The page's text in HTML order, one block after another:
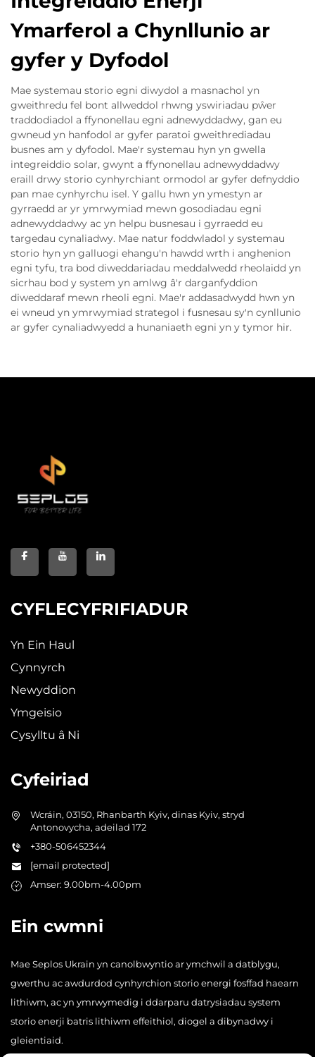
Ymarferol a Chynllunio ar
gyfer y Dyfodol
Mae systemau storio egni diwydol a masnachol yn
gweithredu fel bont allweddol rhwng yswiriadau pŵer
traddodiadol a ffynonellau egni adnewyddadwy, gan eu
gwneud yn hanfodol ar gyfer paratoi gweithrediadau
busnes am y dyfodol. Mae'r systemau hyn yn gwella
integreiddio solar, gwynt a ffynonellau adnewyddadwy
eraill drwy storio cynhyrchiant ormodol ar gyfer defnyddio
pan mae cynhyrchu isel. Y gallu hwn yn ymestyn ar
gyrraedd ar yr ymrwymiad mewn gosodiadau egni
adnewyddadwy ac yn helpu busnesau i gyrraedd eu
targedau cynaliadwy. Mae natur foddwladol y systemau
storio hyn yn galluogi ehangu'n hawdd wrth i anghenion
egni tyfu, tra bod diweddariadau meddalwedd rheolaidd yn
sicrhau bod y system yn amlwg â'r darganfyddion
diweddaraf mewn rheoli egni. Mae'r addasadwydd hwn yn
ei wneud yn ymrwymiad strategol i fusnesau sy'n cynllunio
ar gyfer cynaliadwyedd a hunaniaeth egni yn y tymor hir.
CYFLECYFRIFIADUR
Yn Ein Haul
Cynnyrch
Newyddion
Ymgeisio
Cysylltu â Ni
Cyfeiriad
Wcráin, 03150, Rhanbarth Kyiv, dinas Kyiv, stryd
Antonovycha, adeilad 172
+380-506452344
[email protected]
Amser: 9.00bm-4.00pm
Ein cwmni
Mae Seplos Ukrain yn canolbwyntio ar ymchwil a datblygu,
gwerthu ac awdurdod cynhyrchion storio energi fosffad haearn
lithiwm, ac yn ymrwymedig i ddarparu datrysiadau system
storio enerji batris lithiwm effeithiol, diogel a dibynadwy i
gleientiaid.